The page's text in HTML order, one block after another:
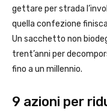
gettare per strada
quella confezione
Un sacchetto non
trent’anni per
fino a un millennio.
9 azioni per